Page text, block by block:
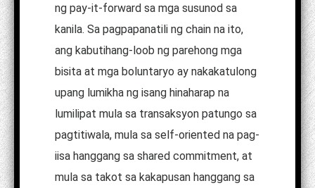
ng pay-it-forward sa mga susunod sa
kanila. Sa pagpapanatili ng chain na ito,
ang kabutihang-loob ng parehong mga
bisita at mga boluntaryo ay nakakatulong
upang lumikha ng isang hinaharap na
lumilipat mula sa transaksyon patungo sa
pagtitiwala, mula sa self-oriented na pag-
iisa hanggang sa shared commitment, at
mula sa takot sa kakapusan hanggang sa